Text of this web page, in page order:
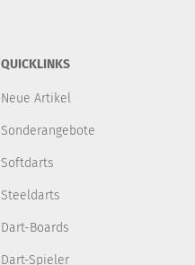
QUICKLINKS
Neue Artikel
Sonderangebote
Softdarts
Steeldarts
Dart-Boards
Dart-Spieler